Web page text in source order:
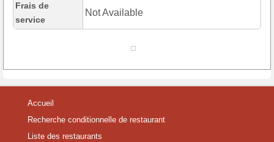
Frais de
service
Not Available
Accueil
Recherche conditionnelle de restaurant
Liste des restaurants